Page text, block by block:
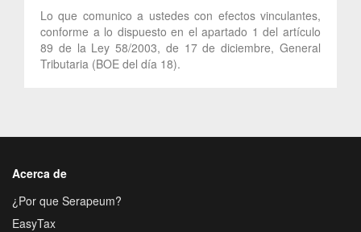
Lo que comunico a ustedes con efectos vinculantes,
conforme a lo dispuesto en el apartado 1 del artículo
89 de la Ley 58/2003, de 17 de diciembre, General
Tributaria (BOE del día 18).
Acerca de
¿Por que Serapeum?
EasyTax